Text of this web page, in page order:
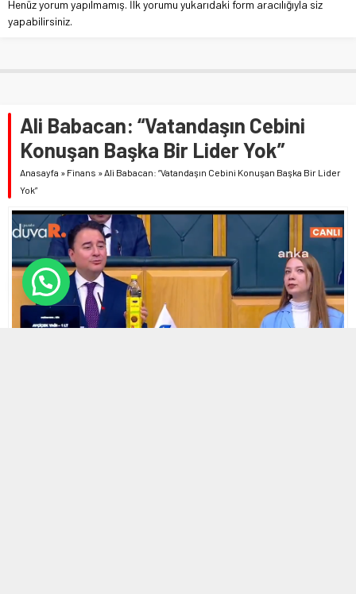
Henüz yorum yapılmamış. İlk yorumu yukarıdaki form aracılığıyla siz
yapabilirsiniz.
Ali Babacan: “Vatandaşın Cebini
Konuşan Başka Bir Lider Yok”
Anasayfa » Finans »Ali Babacan: “Vatandaşın Cebini Konuşan Başka Bir Lider
Yok”